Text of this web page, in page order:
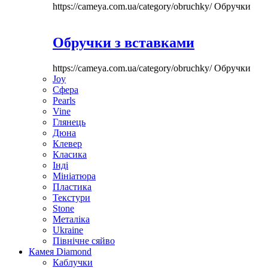
https://cameya.com.ua/category/obruchky/Обручки
Обручки з вставками
https://cameya.com.ua/category/obruchky/Обручки
Joy
Сфера
Pearls
Vine
Глянець
Дюна
Клевер
Класика
Інді
Мініатюра
Пластика
Текстури
Stone
Металіка
Ukraine
Північне сяйво
Камея Diamond
Каблучки